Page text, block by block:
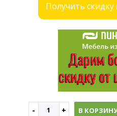
Получить скидку
В